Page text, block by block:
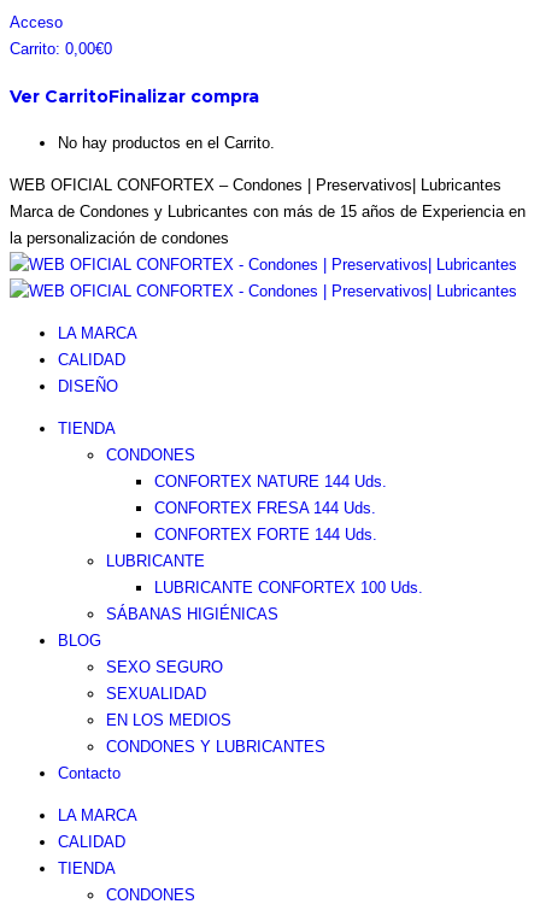
Saltar
al
Facebook
page
in
Instagram
page
in
Pinterest
page
in
Twitter
page
in
Acceso
Carrito: 0,00€0
Ver CarritoFinalizar compra
No hay productos en el Carrito.
WEB OFICIAL CONFORTEX – Condones | Preservativos| Lubricantes
Marca de Condones y Lubricantes con más de 15 años de Experiencia en
la personalización de condones
LA MARCA
CALIDAD
DISEÑO
TIENDA
CONDONES
CONFORTEX NATURE 144 Uds.
CONFORTEX FRESA 144 Uds.
CONFORTEX FORTE 144 Uds.
LUBRICANTE
LUBRICANTE CONFORTEX 100 Uds.
SÁBANAS HIGIÉNICAS
BLOG
SEXO SEGURO
SEXUALIDAD
EN LOS MEDIOS
CONDONES Y LUBRICANTES
Contacto
LA MARCA
CALIDAD
TIENDA
CONDONES